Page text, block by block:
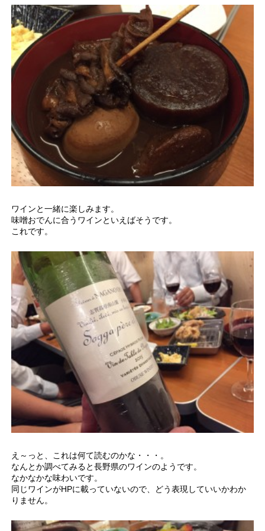
ワインと一緒に楽しみます。
味噌おでんに合うワインといえばそうです。
これです。
え～っと、これは何て読むのかな・・・。
なんとか調べてみると長野県のワインのようです。
なかなかな味わいです。
同じワインがHPに載っていないので、どう表現していいかわか
りません。